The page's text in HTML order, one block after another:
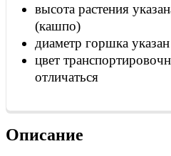
высота растения
(кашпо)
диаметр горшка
цвет
отличаться
Описание